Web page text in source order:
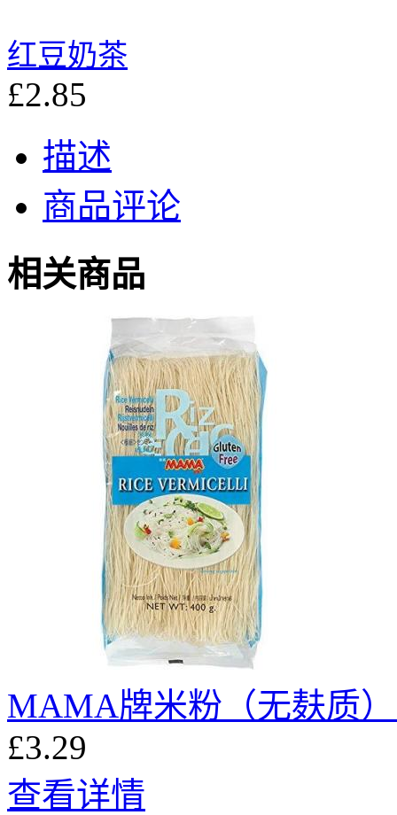
红豆奶茶
£2.85
描述
商品评论
相关商品
MAMA牌米粉（无麸质
£3.29
查看详情